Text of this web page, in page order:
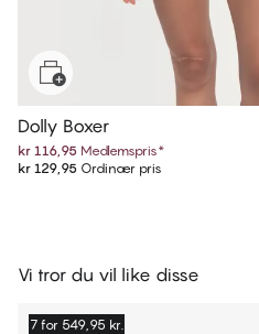
Dolly Boxer
kr 116,95 Medlemspris*
kr 129,95 Ordinær pris
Vi tror du vil like disse
7 for 549,95 kr.